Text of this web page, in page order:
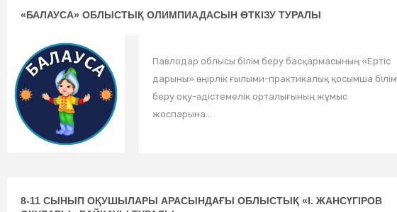
«БАЛАУСА» ОБЛЫСТЫҚ ОЛИМПИАДАСЫН ӨТКІЗУ ТУРАЛЫ
Павлодар облысы білім беру басқармасының «Ертіс
дарыны» өңірлік ғылыми-практикалық қосымша білім
беру оқу-әдістемелік орталығының жұмыс
жоспарына...
8-11 СЫНЫП ОҚУШЫЛАРЫ АРАСЫНДАҒЫ ОБЛЫСТЫҚ «І. ЖАНСҮГІРОВ